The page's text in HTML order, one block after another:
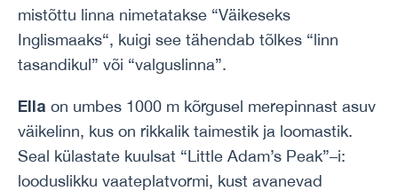
mistõttu linna nimetatakse “Väikeseks
Inglismaaks“, kuigi see tähendab tõlkes “linn
tasandikul” või “valguslinna”.
Ella on umbes 1000 m kõrgusel merepinnast asuv
väikelinn, kus on rikkalik taimestik ja loomastik.
Seal külastate kuulsat “Little Adam’s Peak”–i:
looduslikku vaateplatvormi, kust avanevad